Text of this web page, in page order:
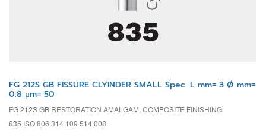
FG 212S GB FISSURE CLYINDER SMALL Spec. L mm= 3 Ø mm=
0.8 µm= 50
FG 212S GB RESTORATION AMALGAM, COMPOSITE FINISHING
835 ISO 806 314 109 514 008